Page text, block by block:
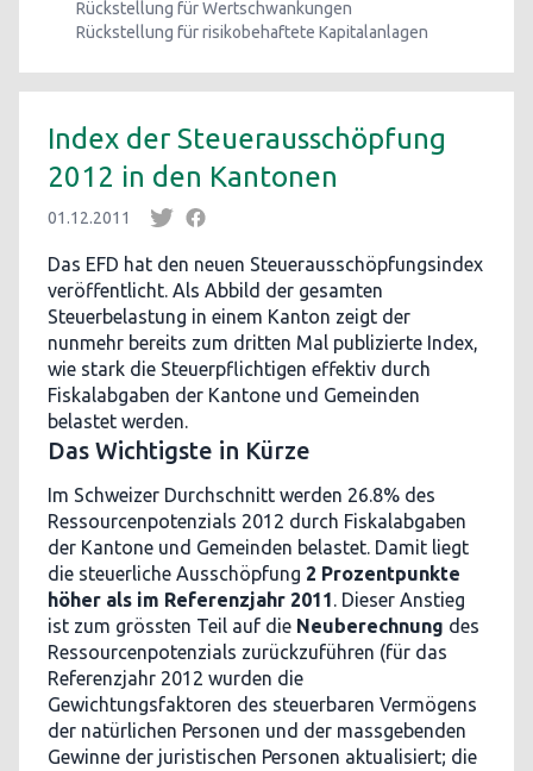
Rückstellung für Wertschwankungen
Rückstellung für risikobehaftete Kapitalanlagen
Index der Steuerausschöpfung
2012 in den Kantonen
01.12.2011
Das EFD hat den neuen Steuerausschöpfungsindex
veröffentlicht. Als Abbild der gesamten
Steuerbelastung in einem Kanton zeigt der
nunmehr bereits zum dritten Mal publizierte Index,
wie stark die Steuerpflichtigen effektiv durch
Fiskalabgaben der Kantone und Gemeinden
belastet werden.
Das Wichtigste in Kürze
Im Schweizer Durchschnitt werden 26.8% des
Ressourcenpotenzials 2012 durch Fiskalabgaben
der Kantone und Gemeinden belastet. Damit liegt
die steuerliche Ausschöpfung 2 Prozentpunkte
höher als im Referenzjahr 2011. Dieser Anstieg
ist zum grössten Teil auf die Neuberechnung des
Ressourcenpotenzials zurückzuführen (für das
Referenzjahr 2012 wurden die
Gewichtungsfaktoren des steuerbaren Vermögens
der natürlichen Personen und der massgebenden
Gewinne der juristischen Personen aktualisiert; die